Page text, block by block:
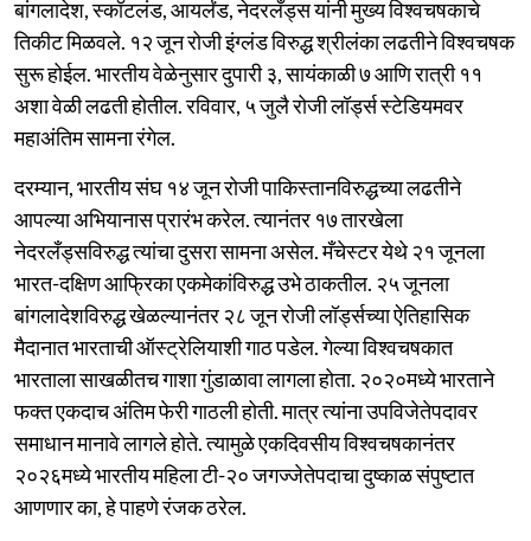
बांगलादेश, स्कॉटलंड, आयर्लंड, नेदरलँड्स यांनी मुख्य विश्वचषकाचे
तिकीट मिळवले. १२ जून रोजी इंग्लंड विरुद्ध श्रीलंका लढतीने विश्वचषक
सुरू होईल. भारतीय वेळेनुसार दुपारी ३, सायंकाळी ७ आणि रात्री ११
अशा वेळी लढती होतील. रविवार, ५ जुलै रोजी लॉर्ड्स स्टेडियमवर
महाअंतिम सामना रंगेल.
दरम्यान, भारतीय संघ १४ जून रोजी पाकिस्तानविरुद्धच्या लढतीने
आपल्या अभियानास प्रारंभ करेल. त्यानंतर १७ तारखेला
नेदरलँड्सविरुद्ध त्यांचा दुसरा सामना असेल. मँचेस्टर येथे २१ जूनला
भारत-दक्षिण आफ्रिका एकमेकांविरुद्ध उभे ठाकतील. २५ जूनला
बांगलादेशविरुद्ध खेळल्यानंतर २८ जून रोजी लॉर्ड्सच्या ऐतिहासिक
मैदानात भारताची ऑस्ट्रेलियाशी गाठ पडेल. गेल्या विश्वचषकात
भारताला साखळीतच गाशा गुंडाळावा लागला होता. २०२०मध्ये भारताने
फक्त एकदाच अंतिम फेरी गाठली होती. मात्र त्यांना उपविजेतेपदावर
समाधान मानावे लागले होते. त्यामुळे एकदिवसीय विश्वचषकानंतर
२०२६मध्ये भारतीय महिला टी-२० जगज्जेतेपदाचा दुष्काळ संपुष्टात
आणणार का, हे पाहणे रंजक ठरेल.